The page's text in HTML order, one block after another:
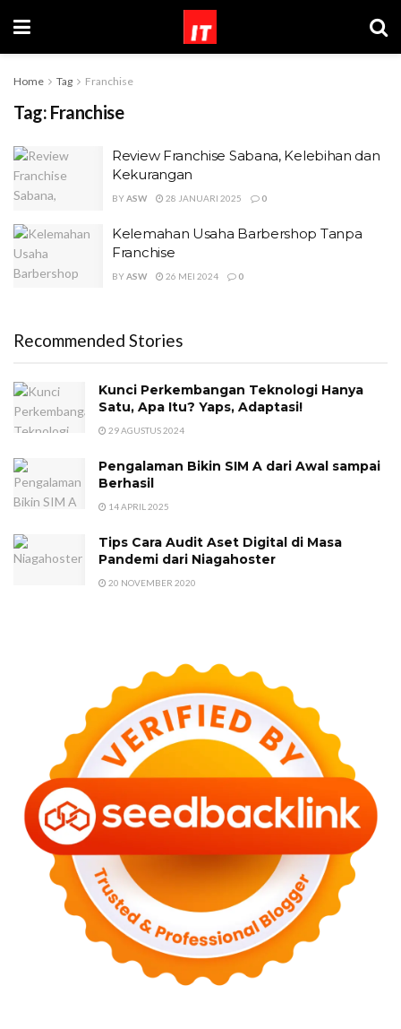
Home Tag Franchise
Tag: Franchise
Review Franchise Sabana, Kelebihan dan
Kekurangan
BYASW 28 JANUARI 2025 0
Kelemahan Usaha Barbershop Tanpa
Franchise
BYASW 26 MEI 2024 0
Recommended Stories
Kunci Perkembangan Teknologi Hanya
Satu, Apa Itu? Yaps, Adaptasi!
29 AGUSTUS 2024
Pengalaman Bikin SIM A dari Awal sampai
Berhasil
14 APRIL 2025
Tips Cara Audit Aset Digital di Masa
Pandemi dari Niagahoster
20 NOVEMBER 2020